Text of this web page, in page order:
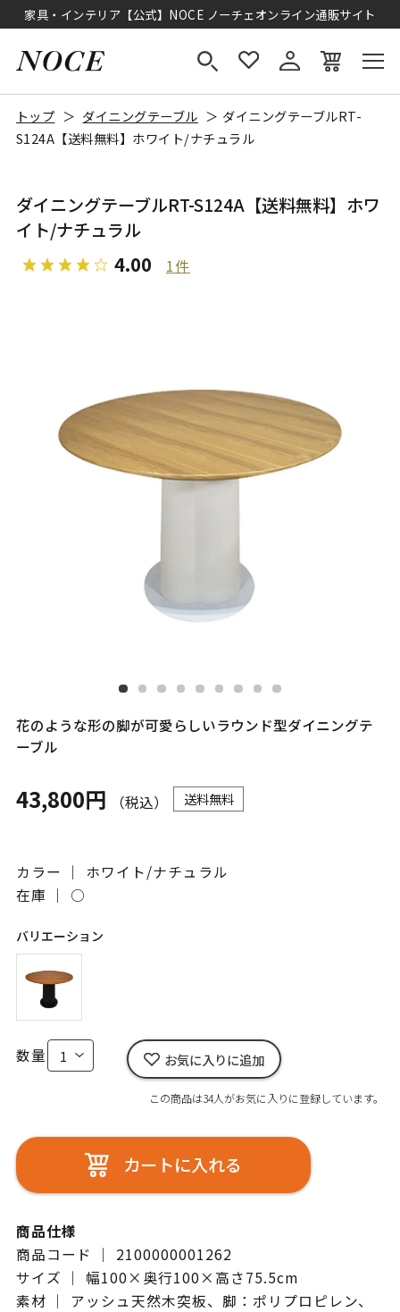
家具・インテリア【公式】NOCE ノーチェオンライン通販サイト
トップ ダイニングテーブル
ダイニングテーブルRT-
S124A【送料無料】ホワイト/ナチュラル
ダイニングテーブルRT-S124A【送料無料】ホワ
イト/ナチュラル
4.00 1件
花のような形の脚が可愛らしいラウンド型ダイニングテ
ーブル
43,800円 （税込） 送料無料
カラー ｜ ホワイト/ナチュラル
在庫 ｜ ○
バリエーション
数量 お気に入りに追加
この商品は34人がお気に入りに登録しています。
カートに入れる
商品仕様
商品コード ｜ 2100000001262
サイズ ｜ 幅100×奥行100×高さ75.5cm
素材 ｜ アッシュ天然木突板、脚：ポリプロピレン、